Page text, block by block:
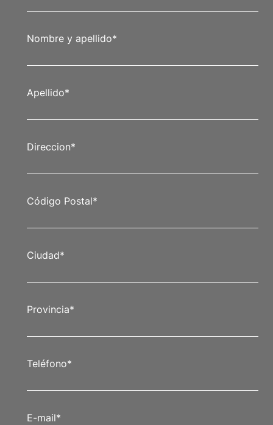
Nombre y apellido*
Apellido*
Direccion*
Código Postal*
Ciudad*
Provincia*
Teléfono*
E-mail*